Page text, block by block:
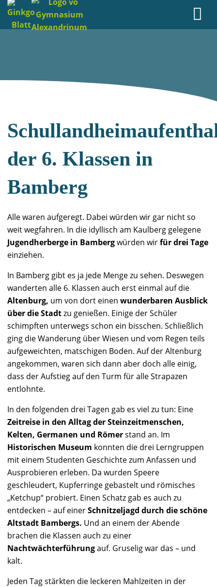
der 6. Klassen in
Bamberg
Alle waren aufgeregt. Dabei würden wir gar nicht so
weit wegfahren. In die idyllisch am Kaulberg gelegene
Jugendherberge in Bambergwürden wirfür drei Tage
einziehen.
In Bamberg gibt es ja jede Menge zu sehen. Deswegen
wanderten alle 6. Klassen auch erst einmal auf die
Altenburg, um von dort einen wunderbaren Ausblick
über die Stadtzu genießen. Einige der Schüler
schimpften unterwegs schon ein bisschen. Schließlich
ging die Wanderung über Wiesen und vom Regen teils
aufgeweichten, matschigen Boden. Auf der Altenburg
angekommen, waren sich dann aber doch alle einig,
dass der Aufstieg auf den Turm für alle Strapazen
entlohnte.
In den folgenden drei Tagen gab es viel zu tun: Eine
Zeitreise in den Alltag der Steinzeitmenschen,
Kelten, Germanen und Römerstand an. Im
Historischen Museum konnten die drei Lerngruppen
mit einem Studenten Geschichte zum Anfassen und
Ausprobieren erleben. Da wurden Speere
geschleudert, Kupferringe gebastelt und römisches
„Ketchup“ probiert. Einen Schatz gab es auch zu
entdecken – auf einerSchnitzeljagd durch die schöne
Altstadt Bambergs. Und an einem der Abende
brachen die Klassen auch zu einer
Nachtwächterführungauf. Gruselig war das – und
kalt.
Jeden Tag stärkten die leckeren Mahlzeiten in der